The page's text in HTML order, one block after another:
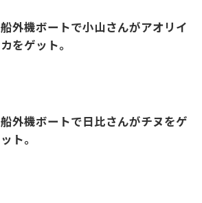
船外機ボートで小山さんがアオリイ
カをゲット。
船外機ボートで日比さんがチヌをゲ
ット。